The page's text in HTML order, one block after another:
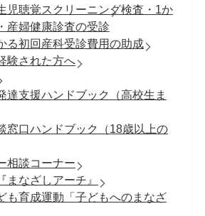
児聴覚スクリーニング検査・1か
産婦健康診査の受診
る初回産科受診費用の助成
験された方へ
達支援ハンドブック（高校生ま
窓口ハンドブック（18歳以上の
相談コーナー
まなざしアーチ』
も育成運動「子どもへのまなざ